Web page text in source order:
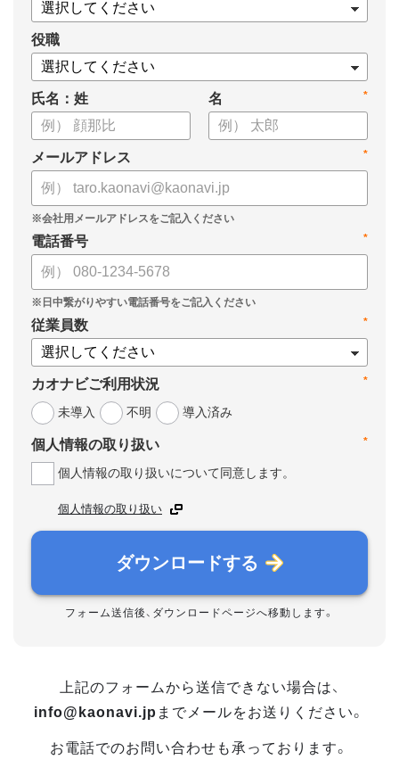
・導入イメージとリーダー育成への応用
役職
氏名：姓 *
名
*
メールアドレス
*
電話番号
*
従業員数
*
カオナビご利用状況
未導入
不明 導入済み
*
個人情報の取り扱い
個人情報の取り扱いについて同意します。
個人情報の取り扱い
ダウンロードする
フォーム送信後、ダウンロードページへ移動します。
上記のフォームから送信できない場合は、
info@kaonavi.jp までメールをお送りください。
お電話でのお問い合わせも承っております。